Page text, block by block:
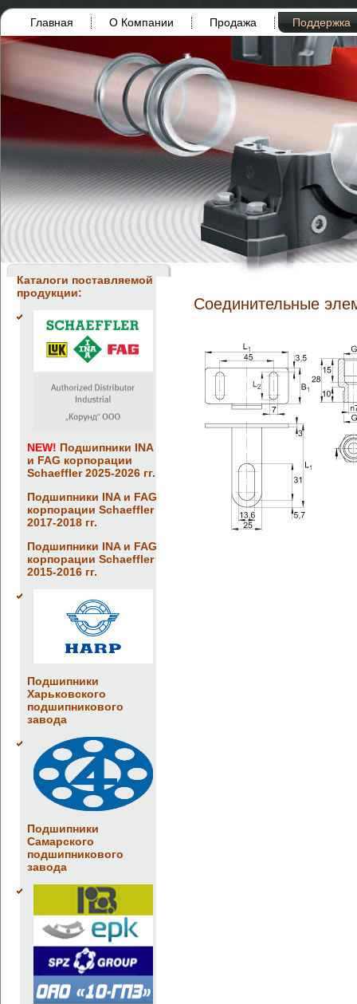
Главная О Компании Продажа Поддержка
Каталоги поставляемой
продукции:
NEW! Подшипники INA
и FAG корпорации
Schaeffler 2025-2026 гг.
Подшипники INA и FAG
корпорации Schaeffler
2017-2018 гг.
Подшипники INA и FAG
корпорации Schaeffler
2015-2016 гг.
Подшипники
Харьковского
подшипникового
завода
Подшипники
Самарского
подшипникового
завода
Соединительные